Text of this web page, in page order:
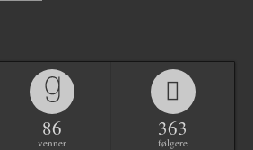
86
venner
363
følgere